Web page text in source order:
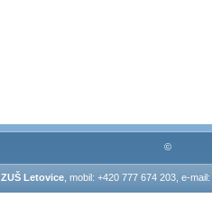
©
ZUŠ Letovice, mobil: +420 777 674 203, e-mail: